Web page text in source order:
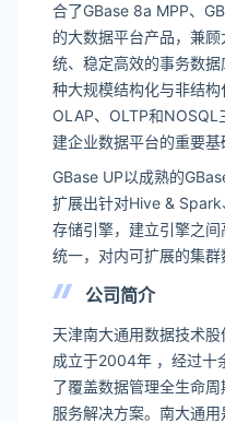
合了GBase 8a MPP、
的大数据平台产品，兼
统、稳定高效的事务数
种大规模结构化与非结
OLAP、OLTP和
建企业数据平台的重要基
GBase UP以成熟的
扩展出针对Hive &
存储引擎，建立引擎之
统一，对内可扩展的集群
公司简介
天津南大通用数据技术股
成立于2004年 ，经过十
了覆盖数据管理全生命
服务解决方案。南大通